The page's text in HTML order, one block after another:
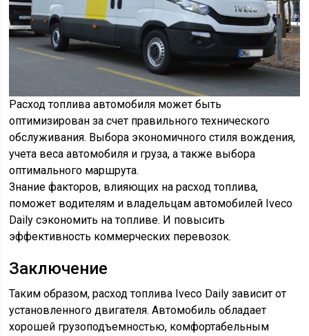
Расход топлива автомобиля может быть
оптимизирован за счет правильного технического
обслуживания. Выбора экономичного стиля вождения,
учета веса автомобиля и груза, а также выбора
оптимального маршрута.
Знание факторов, влияющих на расход топлива,
поможет водителям и владельцам автомобилей Iveco
Daily сэкономить на топливе. И повысить
эффективность коммерческих перевозок.
Заключение
Таким образом, расход топлива Iveco Daily зависит от
установленного двигателя. Автомобиль обладает
хорошей грузоподъемностью, комфортабельным